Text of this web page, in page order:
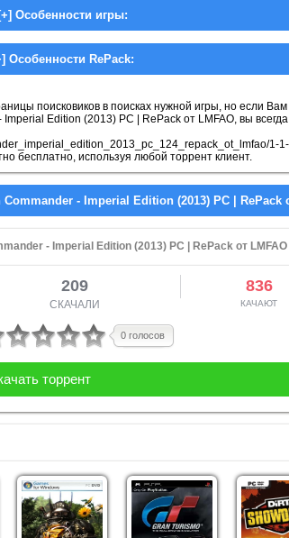
поисковиков в поисках нужной игры, но если
Edition (2013) PC | RePack от LMFAO, вы
1-
бесплатно, используя любой торрент клиент.
- Imperial Edition (2013) PC | RePack от LMFAO
209
СКАЧАЛИ
836
КАЧАЮТ
0 голосов
торрент